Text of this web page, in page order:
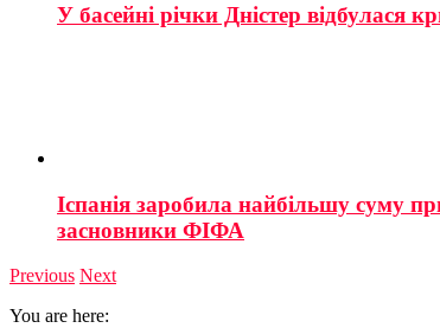
У басейні річки Дністер відбулася
Іспанія заробила найбільшу суму
засновники ФІФА
Previous Next
You are here: